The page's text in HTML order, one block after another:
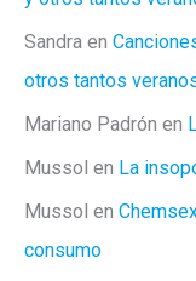
Sandra en
otros tantos
Mariano Padrón en
Mussol en La
Mussol en
consumo